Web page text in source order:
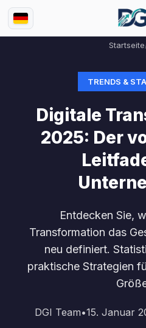
Startseite
TRENDS &
Digitale
2025: Der
Entdecken Sie,
Transformation das
neu definiert.
praktische Strategien
DGI Team•15. Januar